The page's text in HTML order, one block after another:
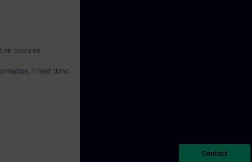
en cours de
Il n'est donc
Contact